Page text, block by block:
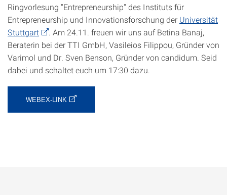
Ringvorlesung "Entrepreneurship" des Instituts für
Entrepreneurship und Innovationsforschung der Universität
Stuttgart
. Am 24.11. freuen wir uns auf Betina Banaj,
Beraterin bei der TTI GmbH, Vasileios Filippou, Gründer von
Varimol und Dr. Sven Benson, Gründer von candidum. Seid
dabei und schaltet euch um 17:30 dazu.
WEBEX-LINK